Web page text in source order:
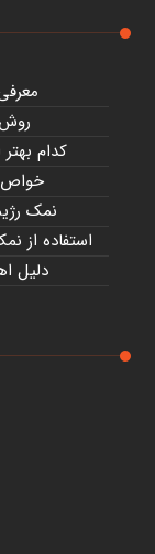
روش
کدام
خواص
نمک
استفاده از
دلیل